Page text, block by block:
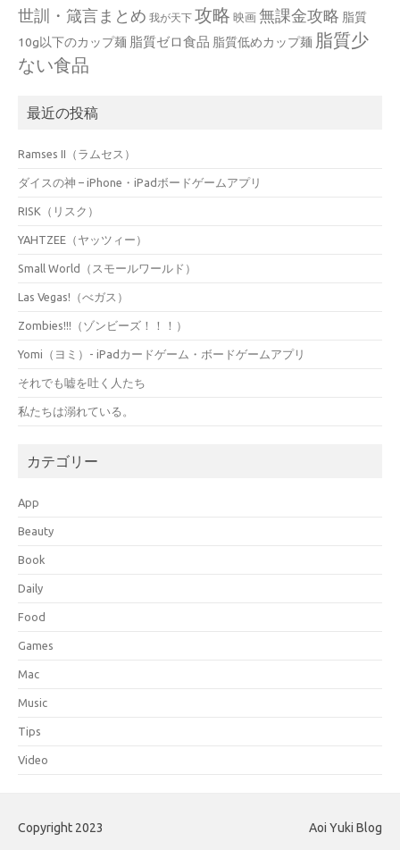
世訓・箴言まとめ 我が天下 攻略 映画 無課金攻略 脂質
10g以下のカップ麺 脂質ゼロ食品 脂質低めカップ麺 脂質少
ない食品
最近の投稿
Ramses II（ラムセス）
ダイスの神 – iPhone・iPadボードゲームアプリ
RISK（リスク）
YAHTZEE（ヤッツィー）
Small World（スモールワールド）
Las Vegas!（べガス）
Zombies!!!（ゾンビーズ！！！）
Yomi（ヨミ）- iPadカードゲーム・ボードゲームアプリ
それでも嘘を吐く人たち
私たちは溺れている。
カテゴリー
App
Beauty
Book
Daily
Food
Games
Mac
Music
Tips
Video
Copyright 2023 Aoi Yuki Blog